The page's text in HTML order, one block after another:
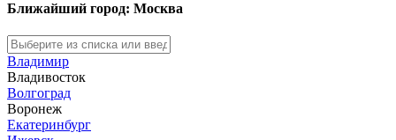
Ближайший город: Москва
Владимир
Владивосток
Волгоград
Воронеж
Екатеринбург